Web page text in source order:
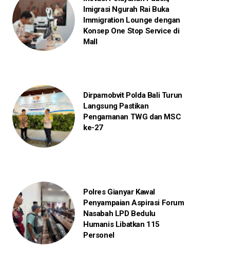
Imigrasi Ngurah Rai Buka
Immigration Lounge dengan
Konsep One Stop Service di
Mall
Dirpamobvit Polda Bali Turun
Langsung Pastikan
Pengamanan TWG dan MSC
ke-27
Polres Gianyar Kawal
Penyampaian Aspirasi Forum
Nasabah LPD Bedulu
Humanis Libatkan 115
Personel